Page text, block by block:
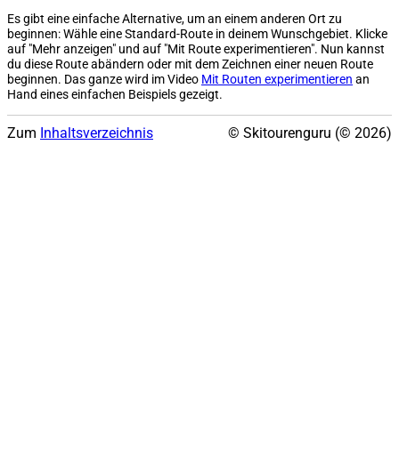
Es gibt eine einfache Alternative, um an einem anderen Ort zu
beginnen: Wähle eine Standard-Route in deinem Wunschgebiet. Klicke
auf "Mehr anzeigen" und auf "Mit Route experimentieren". Nun kannst
du diese Route abändern oder mit dem Zeichnen einer neuen Route
beginnen. Das ganze wird im Video Mit Routen experimentieren an
Hand eines einfachen Beispiels gezeigt.
Zum Inhaltsverzeichnis © Skitourenguru (© 2026)